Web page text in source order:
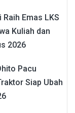
Emas LKS
Kuliah dan
2026
Pacu
Siap Ubah